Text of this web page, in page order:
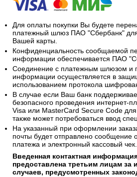
Для оплаты покупки Вы будете
платежный шлюз ПАО "Сбербанк" для
Вашей карты.
Конфиденциальность сообщаемой
информации обеспечивается ПАО
Соединение с платежным шлюзом и
информации осуществляется в
использованием протокола
В случае если Ваш банк
безопасного проведения интернет-
Visa или MasterCard Secure Code
также может потребоваться ввод
На указанный при оформлении
почты будет отправлено сообщение
платежа и электронный кассовый чек.
Введенная контактная
предоставлена третьим лицам за
случаев, предусмотренных